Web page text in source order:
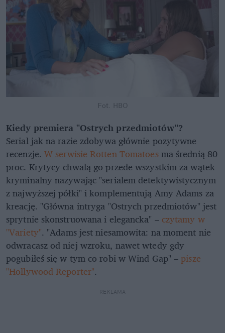
Fot. HBO
Kiedy premiera "Ostrych przedmiotów"?
Serial jak na razie zdobywa głównie pozytywne
recenzje. W serwisie Rotten Tomatoesma średnią 80
proc. Krytycy chwalą go przede wszystkim za wątek
kryminalny nazywając "serialem detektywistycznym
z najwyższej półki" i komplementują Amy Adams za
kreację. "Główna intryga "Ostrych przedmiotów" jest
sprytnie skonstruowana i elegancka" – czytamy w
"Variety". "Adams jest niesamowita: na moment nie
odwracasz od niej wzroku, nawet wtedy gdy
pogubiłeś się w tym co robi w Wind Gap" –pisze
"Hollywood Reporter".
REKLAMA